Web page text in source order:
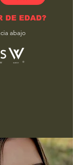
DE EDAD?
abajo